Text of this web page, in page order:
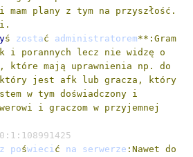
plany z tym na przyszłość.
ś zostać administratorem**:Gram
i porannych lecz nie widzę o
które mają uprawnienia np. do
który jest afk lub gracza, który
w tym doświadczony i
i graczom w przyjemnej
poświecić na serwerze :Nawet do